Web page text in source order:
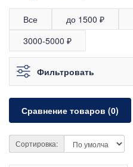
Все до 1500 ₽
3000-5000 ₽
Фильтровать
Сравнение товаров (0)
Сортировка: